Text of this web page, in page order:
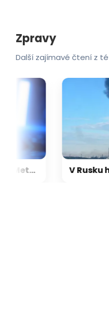
Zpravy
Další zajímavé čtení z